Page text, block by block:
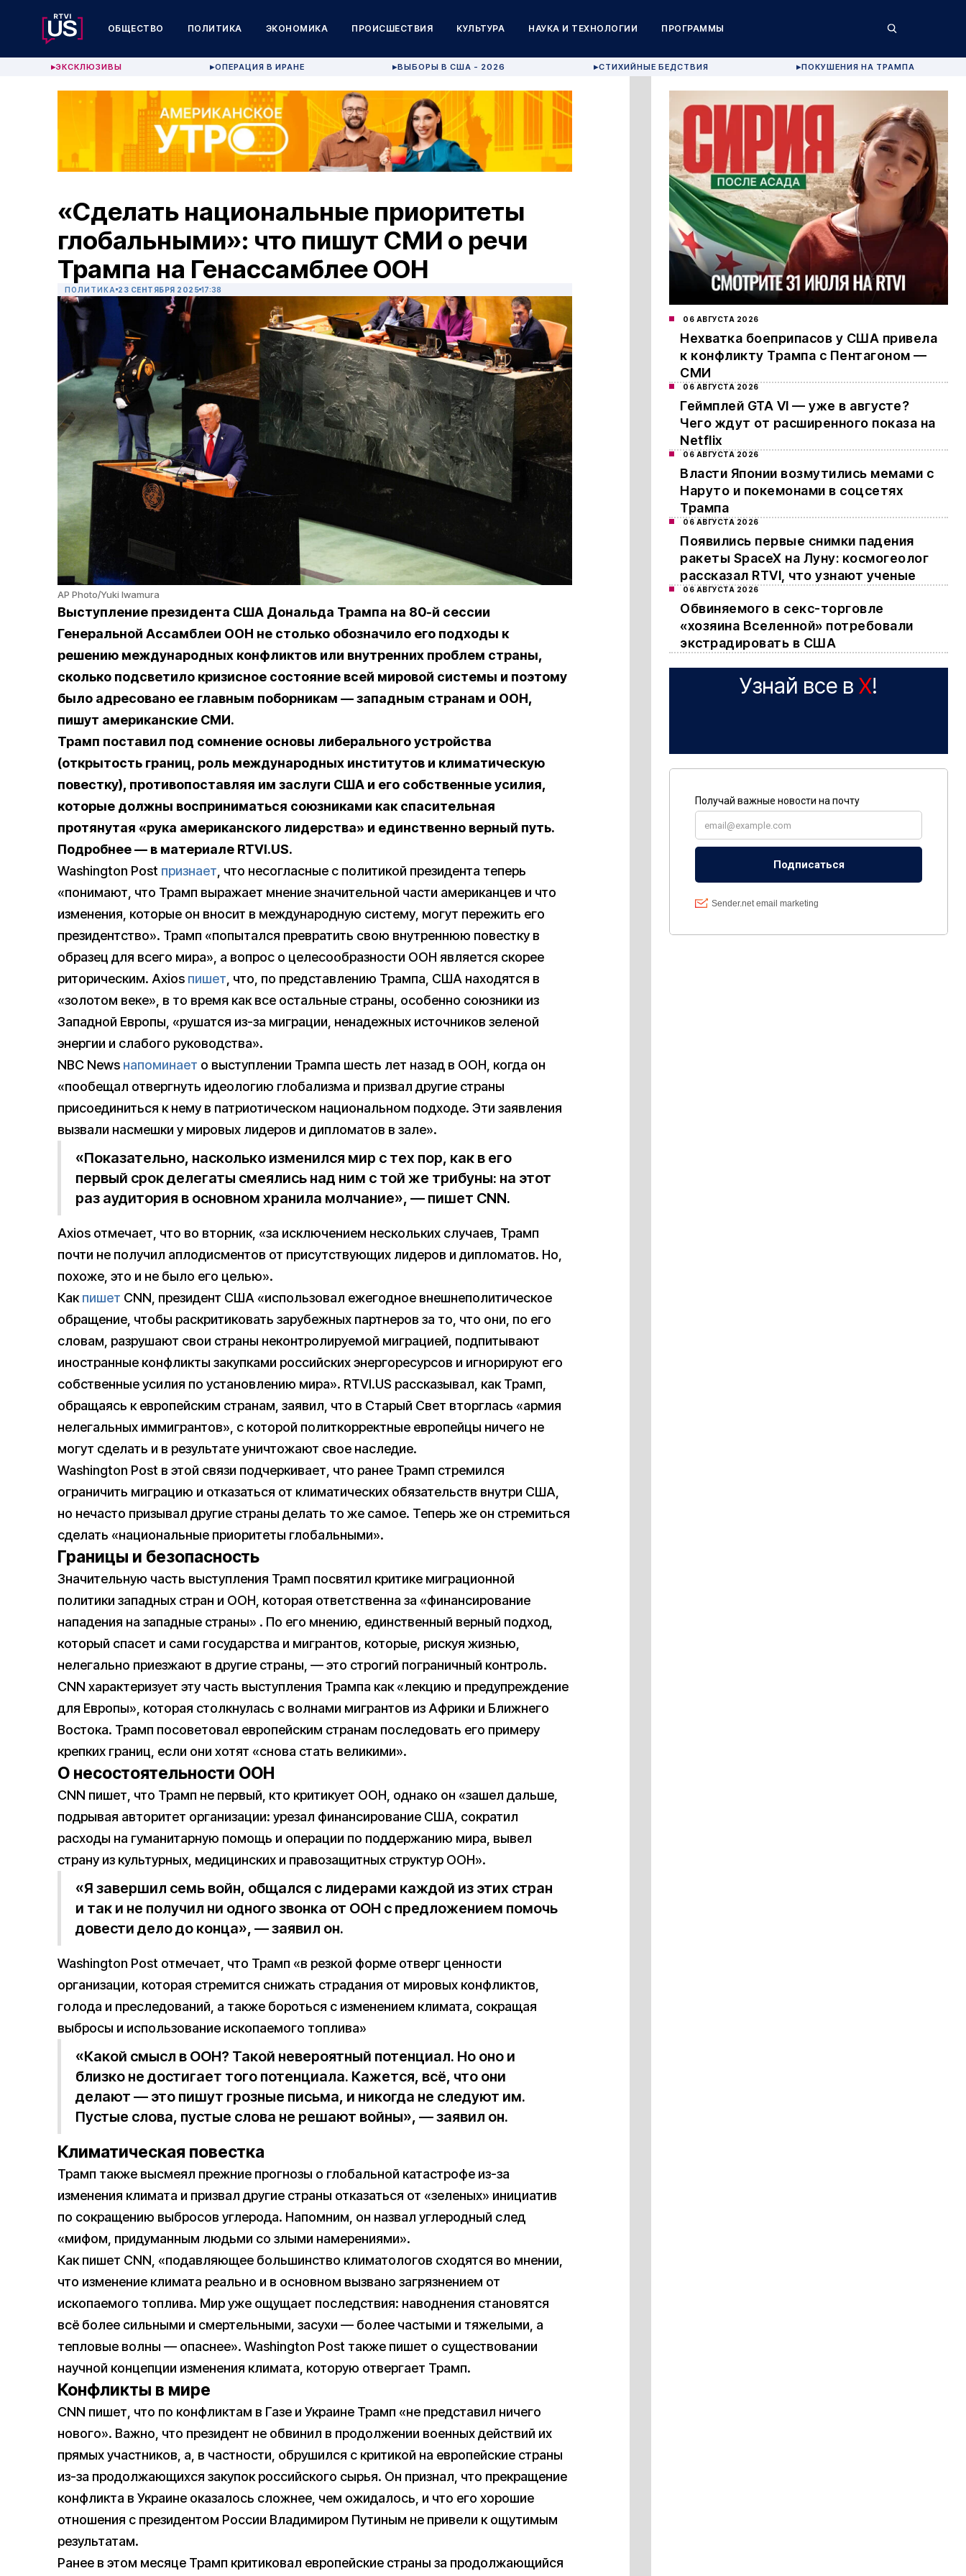
ОБЩЕСТВО ПОЛИТИКА ЭКОНОМИКА ПРОИСШЕСТВИЯ КУЛЬТУРА НАУКА И ТЕХНОЛОГИИ ПРОГРАММЫ
▶ЭКСКЛЮЗИВЫ ▶ОПЕРАЦИЯ В ИРАНЕ ▶ВЫБОРЫ В США - 2026 ▶СТИХИЙНЫЕ БЕДСТВИЯ ▶ПОКУШЕНИЯ НА ТРАМПА
«Сделать национальные приоритеты
глобальными»: что пишут СМИ о речи
Трампа на Генассамблее ООН
ПОЛИТИКА 23 СЕНТЯБРЯ 2025 17:38
AP Photo/Yuki Iwamura
Выступление президента США Дональда Трампа на 80-й сессии
Генеральной Ассамблеи ООН не столько обозначило его подходы к
решению международных конфликтов или внутренних проблем страны,
сколько подсветило кризисное состояние всей мировой системы и поэтому
было адресовано ее главным поборникам — западным странам и ООН,
пишут американские СМИ.
Трамп поставил под сомнение основы либерального устройства
(открытость границ, роль международных институтов и климатическую
повестку), противопоставляя им заслуги США и его собственные усилия,
которые должны восприниматься союзниками как спасительная
протянутая «рука американского лидерства» и единственно верный путь.
Подробнее — в материале RTVI.US.
Washington Post признает, что несогласные с политикой президента теперь
«понимают, что Трамп выражает мнение значительной части американцев и что
изменения, которые он вносит в международную систему, могут пережить его
президентство». Трамп «попытался превратить свою внутреннюю повестку в
образец для всего мира», а вопрос о целесообразности ООН является скорее
риторическим. Axios пишет, что, по представлению Трампа, США находятся в
«золотом веке», в то время как все остальные страны, особенно союзники из
Западной Европы, «рушатся из-за миграции, ненадежных источников зеленой
энергии и слабого руководства».
NBC News напоминает о выступлении Трампа шесть лет назад в ООН, когда он
«пообещал отвергнуть идеологию глобализма и призвал другие страны
присоединиться к нему в патриотическом национальном подходе. Эти заявления
вызвали насмешки у мировых лидеров и дипломатов в зале».
«Показательно, насколько изменился мир с тех пор, как в его
первый срок делегаты смеялись над ним с той же трибуны: на этот
раз аудитория в основном хранила молчание», — пишет CNN.
Axios отмечает, что во вторник, «за исключением нескольких случаев, Трамп
почти не получил аплодисментов от присутствующих лидеров и дипломатов. Но,
похоже, это и не было его целью».
Какпишет CNN, президент США «использовал ежегодное внешнеполитическое
обращение, чтобы раскритиковать зарубежных партнеров за то, что они, по его
словам, разрушают свои страны неконтролируемой миграцией, подпитывают
иностранные конфликты закупками российских энергоресурсов и игнорируют его
собственные усилия по установлению мира». RTVI.US рассказывал, как Трамп,
обращаясь к европейским странам, заявил, что в Старый Свет вторглась «армия
нелегальных иммигрантов», с которой политкорректные европейцы ничего не
могут сделать и в результате уничтожают свое наследие.
Washington Post в этой связи подчеркивает, что ранее Трамп стремился
ограничить миграцию и отказаться от климатических обязательств внутри США,
но нечасто призывал другие страны делать то же самое. Теперь же он стремиться
сделать «национальные приоритеты глобальными».
Границы и безопасность
Значительную часть выступления Трамп посвятил критике миграционной
политики западных стран и ООН, которая ответственна за «финансирование
нападения на западные страны» . По его мнению, единственный верный подход,
который спасет и сами государства и мигрантов, которые, рискуя жизнью,
нелегально приезжают в другие страны, — это строгий пограничный контроль.
CNN характеризует эту часть выступления Трампа как «лекцию и предупреждение
для Европы», которая столкнулась с волнами мигрантов из Африки и Ближнего
Востока. Трамп посоветовал европейским странам последовать его примеру
крепких границ, если они хотят «снова стать великими».
О несостоятельности ООН
CNN пишет, что Трамп не первый, кто критикует ООН, однако он «зашел дальше,
подрывая авторитет организации: урезал финансирование США, сократил
расходы на гуманитарную помощь и операции по поддержанию мира, вывел
страну из культурных, медицинских и правозащитных структур ООН».
«Я завершил семь войн, общался с лидерами каждой из этих стран
и так и не получил ни одного звонка от ООН с предложением помочь
довести дело до конца», — заявил он.
Washington Post отмечает, что Трамп «в резкой форме отверг ценности
организации, которая стремится снижать страдания от мировых конфликтов,
голода и преследований, а также бороться с изменением климата, сокращая
выбросы и использование ископаемого топлива»
«Какой смысл в ООН? Такой невероятный потенциал. Но оно и
близко не достигает того потенциала. Кажется, всё, что они
делают — это пишут грозные письма, и никогда не следуют им.
Пустые слова, пустые слова не решают войны», — заявил он.
Климатическая повестка
Трамп также высмеял прежние прогнозы о глобальной катастрофе из-за
изменения климата и призвал другие страны отказаться от «зеленых» инициатив
по сокращению выбросов углерода. Напомним, он назвал углеродный след
«мифом, придуманным людьми со злыми намерениями».
Как пишет CNN, «подавляющее большинство климатологов сходятся во мнении,
что изменение климата реально и в основном вызвано загрязнением от
ископаемого топлива. Мир уже ощущает последствия: наводнения становятся
всё более сильными и смертельными, засухи — более частыми и тяжелыми, а
тепловые волны — опаснее». Washington Post также пишет о существовании
научной концепции изменения климата, которую отвергает Трамп.
Конфликты в мире
CNN пишет, что по конфликтам в Газе и Украине Трамп «не представил ничего
нового». Важно, что президент не обвинил в продолжении военных действий их
прямых участников, а, в частности, обрушился с критикой на европейские страны
из-за продолжающихся закупок российского сырья. Он признал, что прекращение
конфликта в Украине оказалось сложнее, чем ожидалось, и что его хорошие
отношения с президентом России Владимиром Путиным не привели к ощутимым
результатам.
Ранее в этом месяце Трамп критиковал европейские страны за продолжающийся
06 АВГУСТА 2026
Нехватка боеприпасов у США привела
к конфликту Трампа с Пентагоном —
СМИ
06 АВГУСТА 2026
Геймплей GTA VI — уже в августе?
Чего ждут от расширенного показа на
Netflix
06 АВГУСТА 2026
Власти Японии возмутились мемами с
Наруто и покемонами в соцсетях
Трампа
06 АВГУСТА 2026
Появились первые снимки падения
ракеты SpaceX на Луну: космогеолог
рассказал RTVI, что узнают ученые
06 АВГУСТА 2026
Обвиняемого в секс-торговле
«хозяина Вселенной» потребовали
экстрадировать в США
Узнай все в X!